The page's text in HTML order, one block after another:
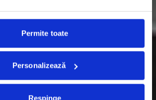
Permite toate
Personalizează
Respinge